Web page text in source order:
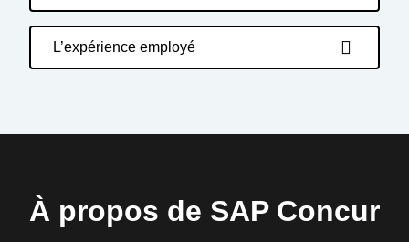
L’expérience employé
À propos de SAP Concur